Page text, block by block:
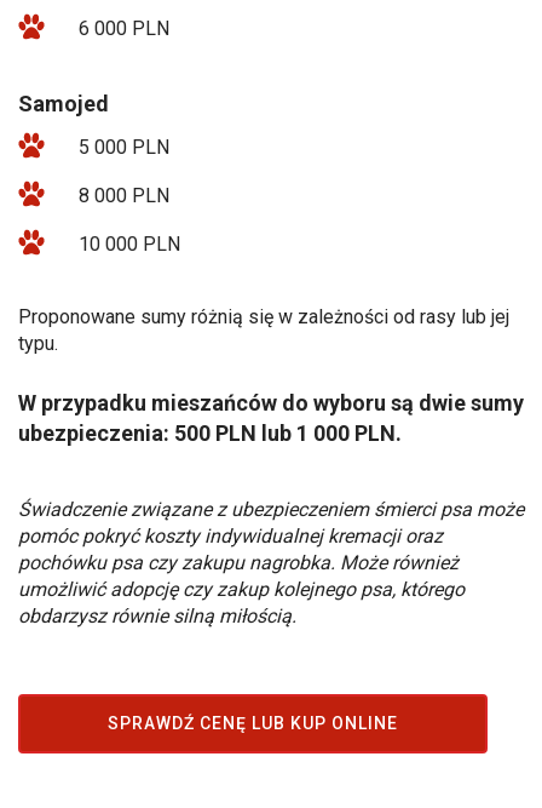
6 000 PLN
Samojed
5 000 PLN
8 000 PLN
10 000 PLN
Proponowane sumy różnią się w zależności od rasy lub jej
typu.
W przypadku mieszańców do wyboru są dwie sumy
ubezpieczenia: 500 PLN lub 1 000 PLN.
Świadczenie związane z ubezpieczeniem śmierci psa może
pomóc pokryć koszty indywidualnej kremacji oraz
pochówku psa czy zakupu nagrobka. Może również
umożliwić adopcję czy zakup kolejnego psa, którego
obdarzysz równie silną miłością.
SPRAWDŹ CENĘ LUB KUP ONLINE